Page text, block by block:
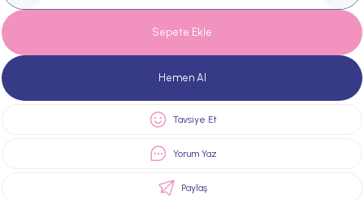
Sepete Ekle
Hemen Al
Tavsiye Et
Yorum Yaz
Paylaş